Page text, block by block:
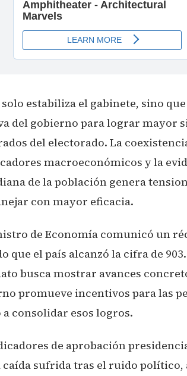
estabiliza el gabinete, sino
del gobierno para lograr mayor
del electorado. La
macroeconómicos y la
de la población genera
con mayor eficacia.
de Economía comunicó un
que el país alcanzó la cifra de
busca mostrar avances
promueve incentivos para las
consolidar esos logros.
de aprobación
sufrida tras el ruido